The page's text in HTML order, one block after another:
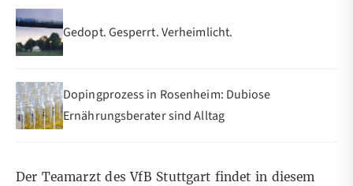
Gedopt. Gesperrt. Verheimlicht.
Dopingprozess in Rosenheim: Dubiose
Ernährungsberater sind Alltag
Der Teamarzt des VfB Stuttgart findet in diesem